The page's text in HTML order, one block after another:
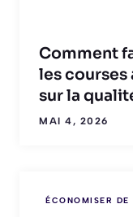
Comment
les courses
sur la
MAI 4, 2026
ÉCONOMISER DE